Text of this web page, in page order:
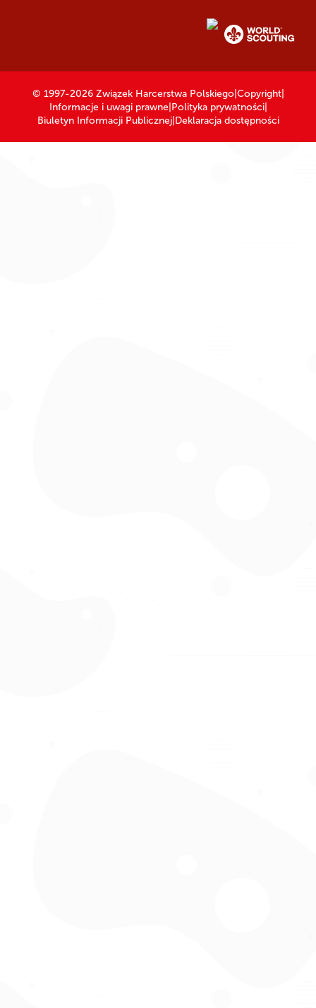
© 1997-2026 Związek Harcerstwa Polskiego| Copyright|
Informacje i uwagi prawne| Polityka prywatności|
Biuletyn Informacji Publicznej| Deklaracja dostępności